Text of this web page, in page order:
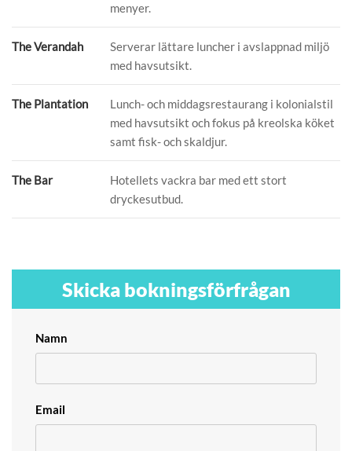
menyer.
The Verandah
Serverar lättare luncher i avslappnad miljö
med havsutsikt.
The Plantation
Lunch- och middagsrestaurang i kolonialstil
med havsutsikt och fokus på kreolska köket
samt fisk- och skaldjur.
The Bar
Hotellets vackra bar med ett stort
dryckesutbud.
Skicka bokningsförfrågan
Namn
Email